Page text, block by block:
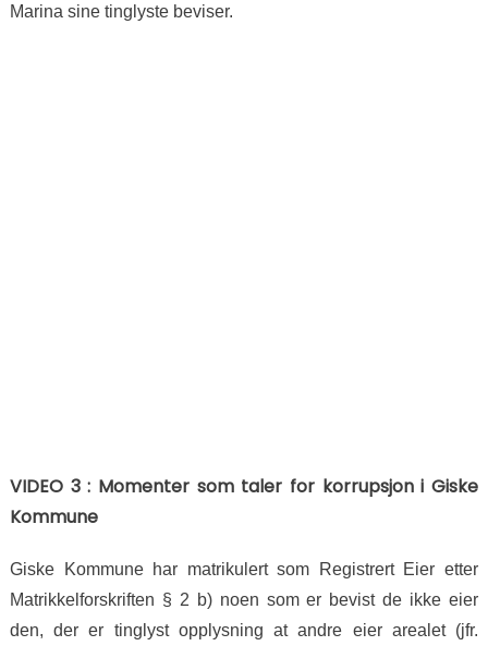
Marina sine tinglyste beviser.
VIDEO 3 : Momenter som taler for korrupsjon i Giske
Kommune
Giske Kommune har matrikulert som Registrert Eier etter
Matrikkelforskriften § 2 b) noen som er bevist de ikke eier
den, der er tinglyst opplysning at andre eier arealet (jfr.